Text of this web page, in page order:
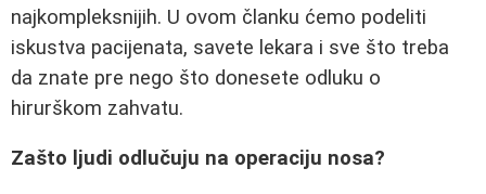
najkompleksnijih. U ovom članku ćemo podeliti
iskustva pacijenata, savete lekara i sve što treba
da znate pre nego što donesete odluku o
hirurškom zahvatu.
Zašto ljudi odlučuju na operaciju nosa?